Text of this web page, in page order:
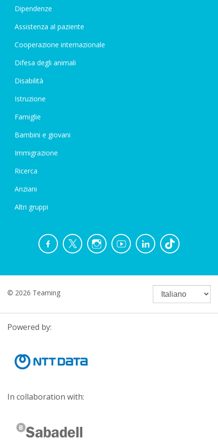
Dipendenze
Assistenza al paziente
Cooperazione internazionale
Difesa degli animali
Disabilità
Istruzione
Famiglie
Bambini e giovani
Immigrazione
Ricerca
Anziani
Altri gruppi
© 2026 Teaming
Powered by:
In collaboration with: